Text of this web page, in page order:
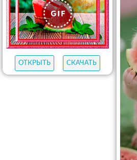
ОТКРЫТЬ СКАЧАТЬ